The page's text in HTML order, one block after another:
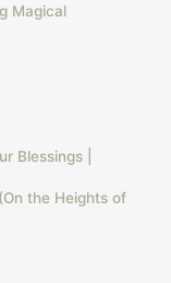
Magical
Blessings |
the Heights of